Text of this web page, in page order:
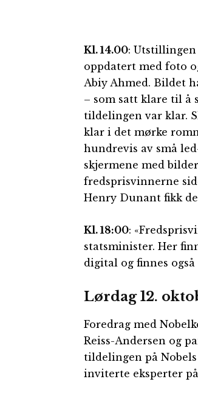
Kl. 14.00: Utstillingen
oppdatert med foto
Abiy Ahmed. Bildet
– som satt klare til å
tildelingen var klar.
klar i det mørke
hundrevis av små
skjermene med
fredsprisvinnerne
Henry Dunant fikk
Kl. 18:00:
statsminister. Her
digital og finnes også
Lørdag 12.
Foredrag med
Reiss-Andersen og
tildelingen på Nobels
inviterte eksperter